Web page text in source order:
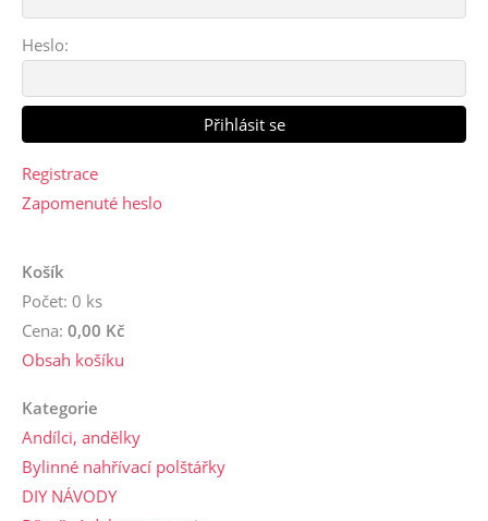
Heslo:
Registrace
Zapomenuté heslo
Košík
Počet: 0 ks
Cena: 0,00 Kč
Obsah košíku
Kategorie
Andílci, andělky
Bylinné nahřívací polštářky
DIY NÁVODY